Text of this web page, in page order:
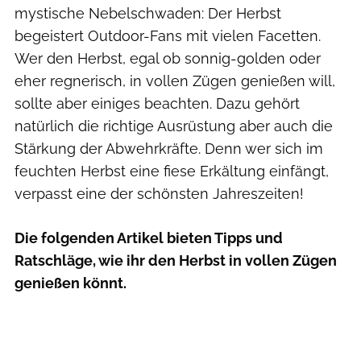
mystische Nebelschwaden: Der Herbst
begeistert Outdoor-Fans mit vielen Facetten.
Wer den Herbst, egal ob sonnig-golden oder
eher regnerisch, in vollen Zügen genießen will,
sollte aber einiges beachten. Dazu gehört
natürlich die richtige Ausrüstung aber auch die
Stärkung der Abwehrkräfte. Denn wer sich im
feuchten Herbst eine fiese Erkältung einfängt,
verpasst eine der schönsten Jahreszeiten!
Die folgenden Artikel bieten Tipps und
Ratschläge, wie ihr den Herbst in vollen Zügen
genießen könnt.